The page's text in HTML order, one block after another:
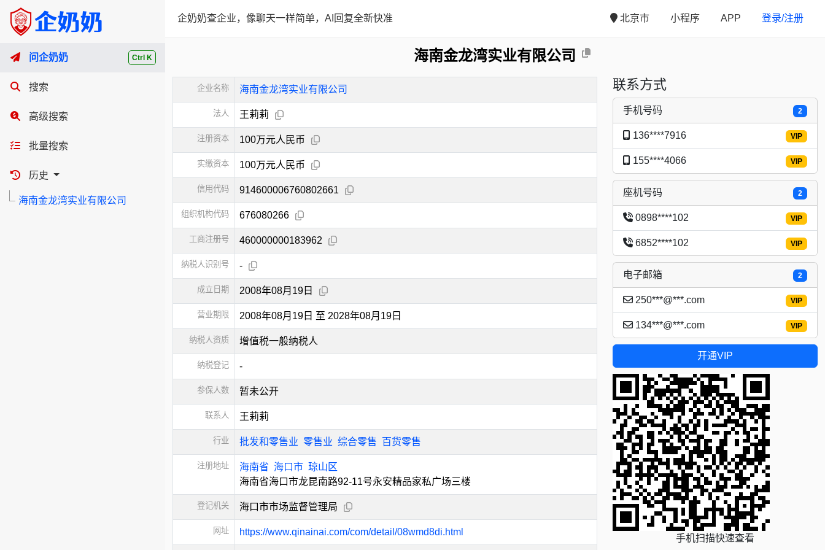
Ctrl K
问企奶奶
搜索
高级搜索
批量搜索
历史
海南金龙湾实业有限公司
企奶奶查企业，像聊天一样简单，AI回复全新快准 北京市 小程序 APP 登录/注册
海南金龙湾实业有限公司
企业名称 海南金龙湾实业有限公司
法人 王莉莉
注册资本 100万元人民币
实缴资本 100万元人民币
信用代码 914600006760802661
组织机构代码 676080266
工商注册号 460000000183962
纳税人识别号 -
成立日期 2008年08月19日
营业期限 2008年08月19日 至 2028年08月19日
纳税人资质 增值税一般纳税人
纳税登记 -
参保人数 暂未公开
联系人 王莉莉
行业 批发和零售业 零售业 综合零售 百货零售
注册地址 海南省 海口市 琼山区
海南省海口市龙昆南路92-11号永安精品家私广场三楼
登记机关 海口市市场监督管理局
网址 https://www.qinainai.com/com/detail/08wmd8di.html
联系方式
2
手机号码
VIP
136****7916
VIP
155****4066
2
座机号码
VIP
0898****102
VIP
6852****102
2
电子邮箱
VIP
250***@***.com
VIP
134***@***.com
开通VIP
手机扫描快速查看